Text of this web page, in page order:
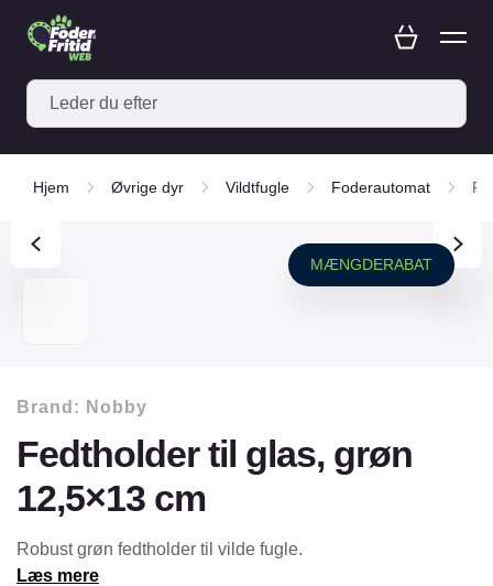
Hjem Øvrige dyr Vildtfugle Foderautomat
MÆNGDERABAT
Brand: Nobby
Fedtholder til glas, grøn
12,5×13 cm
Robust grøn fedtholder til vilde fugle.
Læs mere